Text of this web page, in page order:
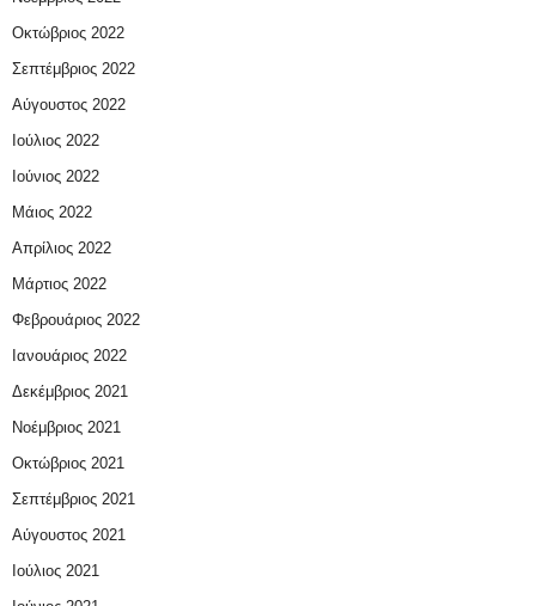
Οκτώβριος 2022
Σεπτέμβριος 2022
Αύγουστος 2022
Ιούλιος 2022
Ιούνιος 2022
Μάιος 2022
Απρίλιος 2022
Μάρτιος 2022
Φεβρουάριος 2022
Ιανουάριος 2022
Δεκέμβριος 2021
Νοέμβριος 2021
Οκτώβριος 2021
Σεπτέμβριος 2021
Αύγουστος 2021
Ιούλιος 2021